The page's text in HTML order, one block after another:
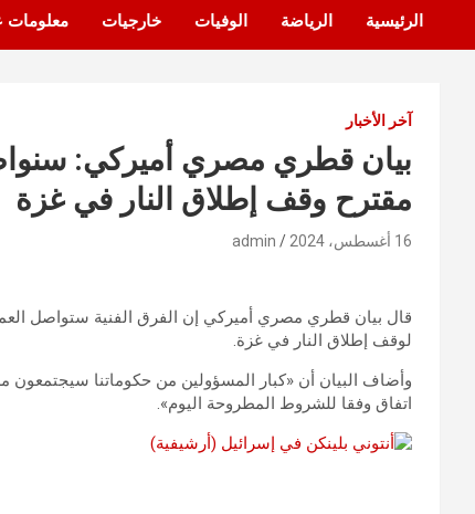
الرئيسية الرياضة الوفيات خارجيات معلومات
آخر الأخبار
بيان قطري مصري أميركي:
مقترح وقف إطلاق النار في غزة
16 أغسطس، 2024 admin
قال بيان قطري مصري أميركي إن الفرق الفنية ستواصل
لوقف إطلاق النار في غزة.
وأضاف البيان أن «كبار المسؤولين من حكوماتنا سيجتمعون
اتفاق وفقا للشروط المطروحة اليوم».